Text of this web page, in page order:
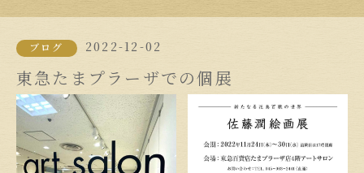
ブログ 2022-12-02
東急たまプラーザでの個展